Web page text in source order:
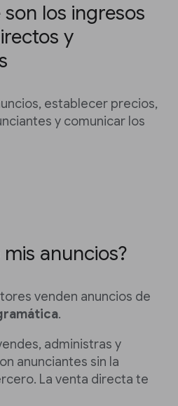
los ingresos
y
establecer precios,
y comunicar los
anuncios?
venden anuncios de
.
administras y
anunciantes sin la
La venta directa te